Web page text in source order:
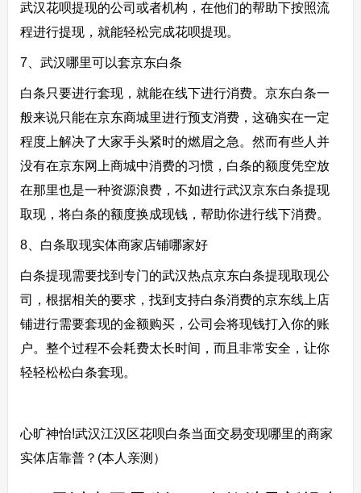
武汉花呗提现的公司或者机构，在他们的帮助下按照流
程进行提现，就能轻松完成花呗提现。
7、武汉哪里可以套京东白条
白条只要进行套现，就能在线下进行消费。京东白条一
般来说只能在京东商城里进行预支消费，这确实在一定
程度上解决了大家手头紧时的燃眉之急。然而有些人并
没有在京东网上商城中消费的习惯，白条的额度凭空放
在那里也是一种资源浪费，不如进行武汉京东白条提现
取现，将白条的额度换成现钱，帮助你进行线下消费。
8、白条取现实体商家店铺哪家好
白条提现需要找到专门的武汉热点京东白条提现取现公
司，根据相关的要求，找到支持白条消费的京东线上店
铺进行需要套现的金额购买，公司会将现钱打入你的账
户。整个过程不会耗费太长时间，而且非常安全，让你
轻轻松松白条套现。
心旷神怡!武汉江汉区花呗白条当面交易变现哪里的商家
实体店靠普？(本人亲测）